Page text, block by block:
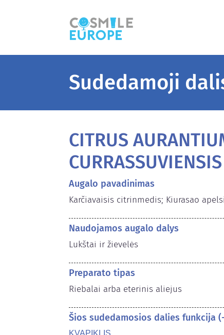
Sudedamoji
CITRUS
Augalo pavadinimas
Karčiavaisis citrinmedis; Kiurasao
Naudojamos augalo dalys
Lukštai ir žievelės
Preparato tipas
Riebalai arba eterinis aliejus
Šios sudedamosios dalies funkcija
KVAPIKLIS